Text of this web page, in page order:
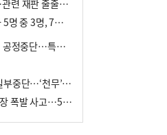
중대재해법 위헌제청 파장…관련 재판 줄줄이 브레이크
한화에어로 폭발사고 희생자 5명 중 3명, 7일 영면
한화에어로스페이스, 4·5일 공정중단…특별 안전점검
한화에어로 대전공장 생산 일부중단…‘천무’ 수출 비상
한화에어로스페이스 대전공장 폭발 사고…5명 사망·2명 부상(종합)